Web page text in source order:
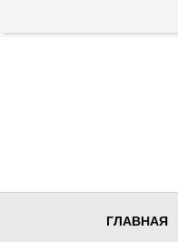
ГЛАВНАЯ